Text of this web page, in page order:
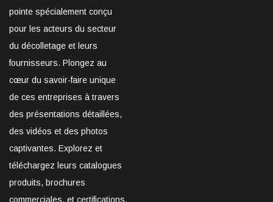
pointe spécialement conçu
pour les acteurs du secteur
du décolletage et leurs
fournisseurs. Plongez au
cœur du savoir-faire unique
de ces entreprises à travers
des présentations détaillées,
des vidéos et des photos
captivantes. Explorez et
téléchargez leurs catalogues
produits, brochures
commerciales, et certifications,